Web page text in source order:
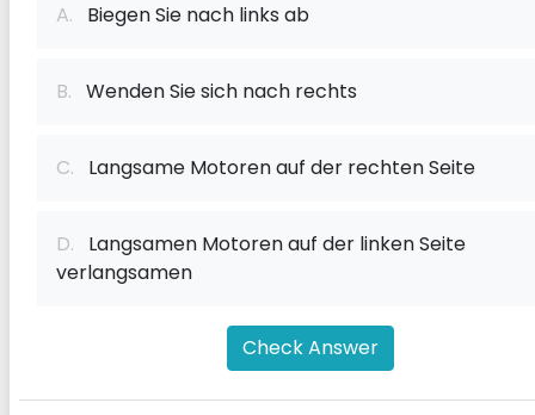
A. Biegen Sie nach links ab
B. Wenden Sie sich nach rechts
C. Langsame Motoren auf der rechten Seite
D. Langsamen Motoren auf der linken Seite
verlangsamen
Check Answer